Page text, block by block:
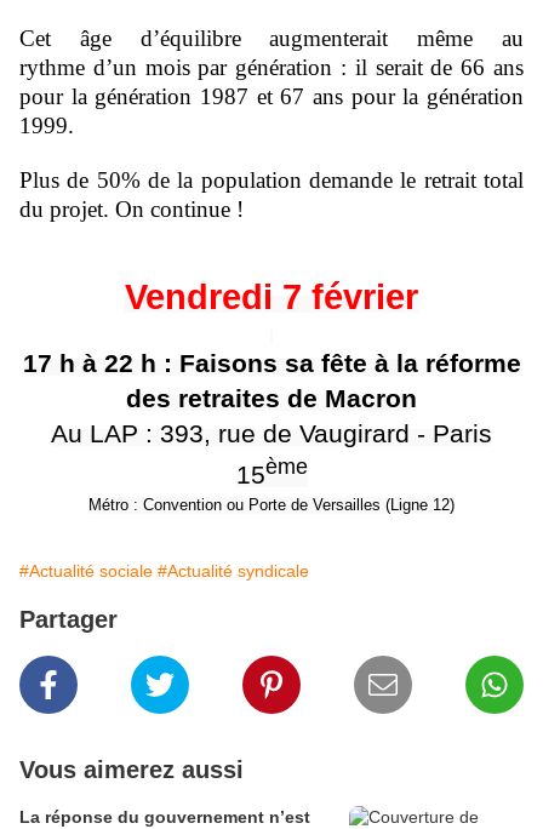
Cet âge d’équilibre augmenterait même au
rythme d’un mois par génération : il serait de 66 ans
pour la génération 1987 et 67 ans pour la génération
1999.
Plus de 50% de la population demande le retrait total
du projet. On continue !
Vendredi 7 février
17 h à 22 h : Faisons sa fête à la réforme
des retraites de Macron
Au LAP : 393, rue de Vaugirard - Paris
15ème
Métro : Convention ou Porte de Versailles (Ligne 12)
#Actualité sociale #Actualité syndicale
Partager
Vous aimerez aussi
La réponse du gouvernement n’est